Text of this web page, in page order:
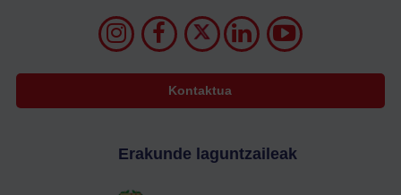
Kontaktua
Erakunde laguntzaileak